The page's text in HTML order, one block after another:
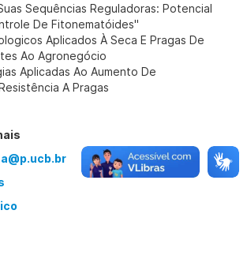
Sequências Reguladoras: Potencial
De Fitonematóides"
Aplicados À Seca E Pragas De
Ao Agronegócio
Aplicadas Ao Aumento De
A Pragas